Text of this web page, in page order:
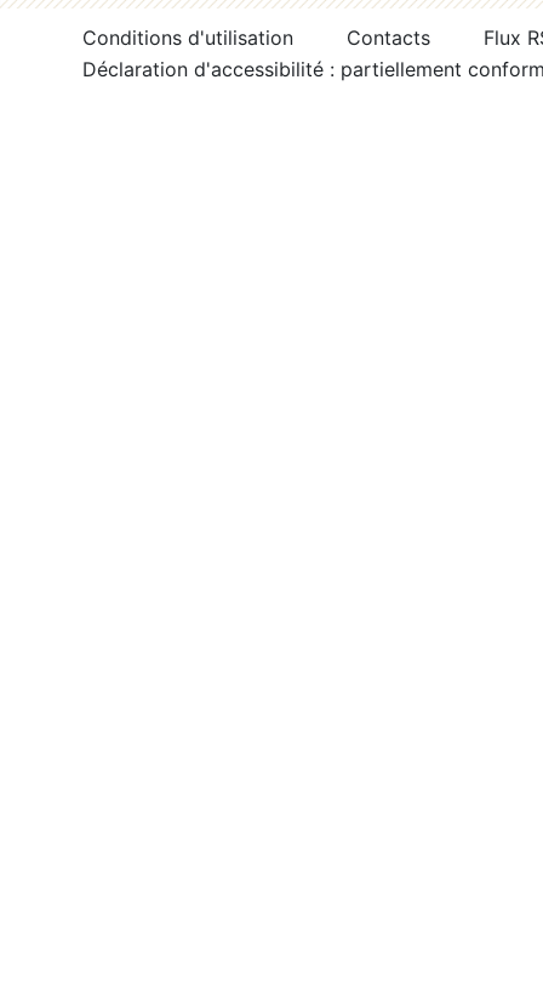
Conditions d'utilisation Contacts
Flux
Déclaration d'accessibilité : partiellement